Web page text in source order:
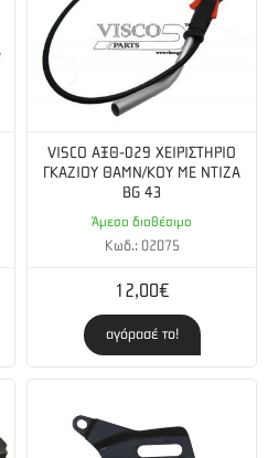
VISCO ΑΞΘ-029 ΧΕΙΡΙΣΤΗΡΙΟ
ΓΚΑΖΙΟΥ ΘΑΜΝ/ΚΟΥ ΜΕ ΝΤΙΖΑ
BG 43
Άμεσα διαθέσιμο
Κωδ.: 02075
12,00€
αγόρασέ το!